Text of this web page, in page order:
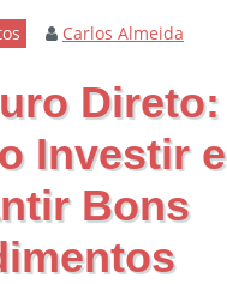
Carlos Almeida
Direto:
Investir e
Bons